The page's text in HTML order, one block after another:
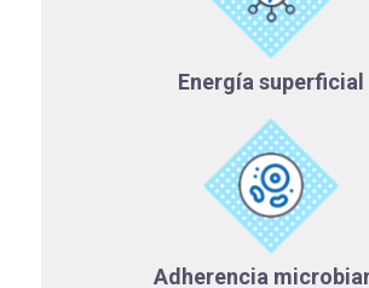
Energía superficial
Adherencia